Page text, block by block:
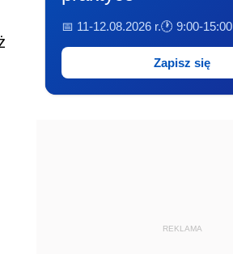
📅 11-12.08.2026 r.🕐 9:00-15:00
Zapisz się
REKLAMA